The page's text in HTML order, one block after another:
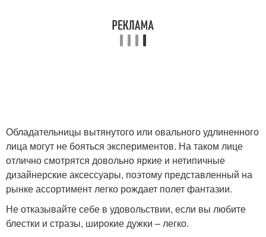
Обладательницы вытянутого или овального удлиненного
лица могут не бояться экспериментов. На таком лице
отлично смотрятся довольно яркие и нетипичные
дизайнерские аксессуары, поэтому представленный на
рынке ассортимент легко рождает полет фантазии.
Не отказывайте себе в удовольствии, если вы любите
блестки и стразы, широкие дужки – легко.